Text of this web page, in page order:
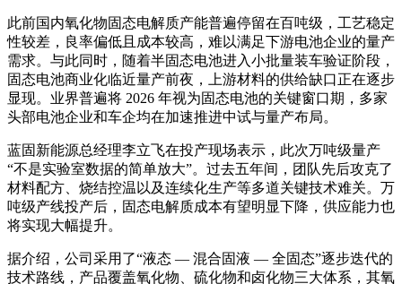
此前国内氧化物固态电解质产能普遍停留在百吨级，工艺稳定
性较差，良率偏低且成本较高，难以满足下游电池企业的量产
需求。与此同时，随着半固态电池进入小批量装车验证阶段，
固态电池商业化临近量产前夜，上游材料的供给缺口正在逐步
显现。业界普遍将 2026 年视为固态电池的关键窗口期，多家
头部电池企业和车企均在加速推进中试与量产布局。
蓝固新能源总经理李立飞在投产现场表示，此次万吨级量产
“不是实验室数据的简单放大”。过去五年间，团队先后攻克了
材料配方、烧结控温以及连续化生产等多道关键技术难关。万
吨级产线投产后，固态电解质成本有望明显下降，供应能力也
将实现大幅提升。
据介绍，公司采用了“液态 — 混合固液 — 全固态”逐步迭代的
技术路线，产品覆盖氧化物、硫化物和卤化物三大体系，其氧